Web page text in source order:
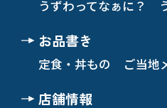
うずわってなぁに？
お品書き
定食・丼もの ご当地
店舗情報